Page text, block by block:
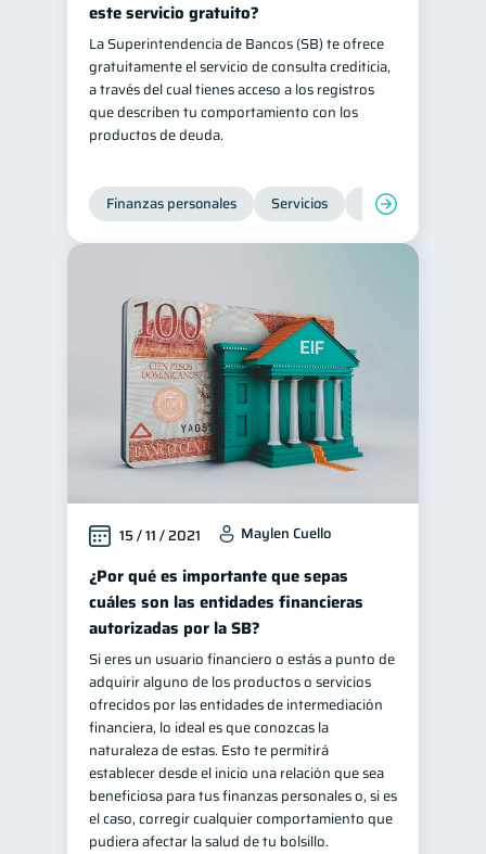
este servicio gratuito?
La Superintendencia de Bancos (SB) te ofrece
gratuitamente el servicio de consulta crediticia,
a través del cual tienes acceso a los registros
que describen tu comportamiento con los
productos de deuda.
Finanzas personales Servicios Inclusión financiera
15 / 11 / 2021 Maylen Cuello
¿Por qué es importante que sepas
cuáles son las entidades financieras
autorizadas por la SB?
Si eres un usuario financiero o estás a punto de
adquirir alguno de los productos o servicios
ofrecidos por las entidades de intermediación
financiera, lo ideal es que conozcas la
naturaleza de estas. Esto te permitirá
establecer desde el inicio una relación que sea
beneficiosa para tus finanzas personales o, si es
el caso, corregir cualquier comportamiento que
pudiera afectar la salud de tu bolsillo.